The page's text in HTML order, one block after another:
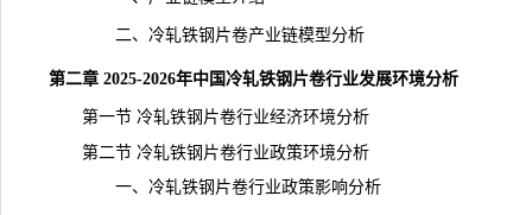
二、冷轧铁钢片卷产业链模型分析
第二章 2025-2026年中国冷轧铁钢片卷行业发展环境分析
第一节 冷轧铁钢片卷行业经济环境分析
第二节 冷轧铁钢片卷行业政策环境分析
一、冷轧铁钢片卷行业政策影响分析